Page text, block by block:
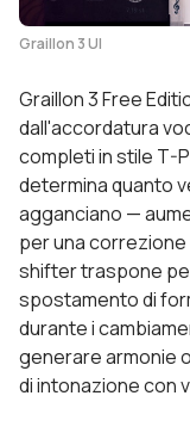
Graillon 3 UI
Graillon 3 Free
dall'accordatura
completi in stile T-
determina quanto
agganciano —
per una
shifter traspone
spostamento di
durante i
generare armonie
di intonazione con